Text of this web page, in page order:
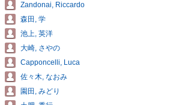
Zandonai, Riccardo
森田, 学
池上, 英洋
大崎, さやの
Capponcelli, Luca
佐々木, なおみ
園田, みどり